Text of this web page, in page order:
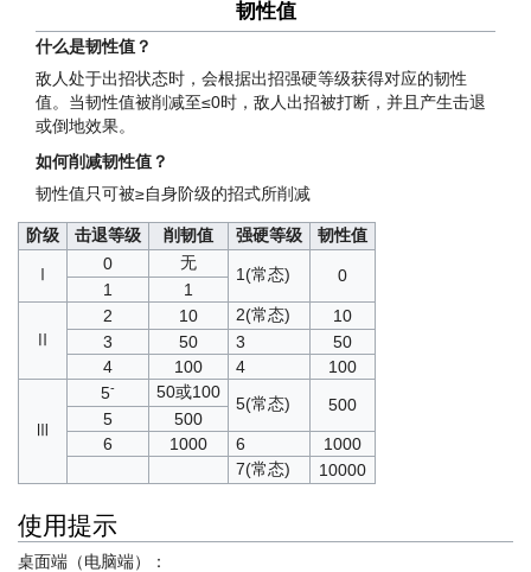
韧性值
什么是韧性值？
敌人处于出招状态时，会根据出招强硬等级获得对应的韧性
值。当韧性值被削减至≤0时，敌人出招被打断，并且产生击退
或倒地效果。
如何削减韧性值？
韧性值只可被≥自身阶级的招式所削减
阶级 击退等级 削韧值 强硬等级 韧性值
Ⅰ
0 无
1(常态) 0
1 1
Ⅱ
2 10 2(常态)
10
3
50 3
50
4
100 4 100
Ⅲ
5- 50或100
5(常态) 500
5
500
6
1000 6
1000
7(常态)
10000
使用提示
桌面端（电脑端）：